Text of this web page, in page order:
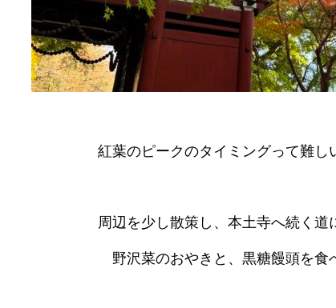
紅葉のピークのタイミングって難し
周辺を少し散策し、本土寺へ続く道
野沢菜のおやきと、黒糖饅頭を食